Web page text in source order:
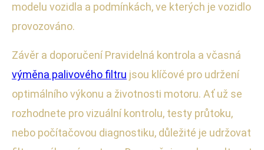
modelu vozidla a podmínkách, ve kterých je vozidlo
provozováno.
Závěr a doporučení Pravidelná kontrola a včasná
výměna palivového filtru jsou klíčové pro udržení
optimálního výkonu a životnosti motoru. Ať už se
rozhodnete pro vizuální kontrolu, testy průtoku,
nebo počítačovou diagnostiku, důležité je udržovat